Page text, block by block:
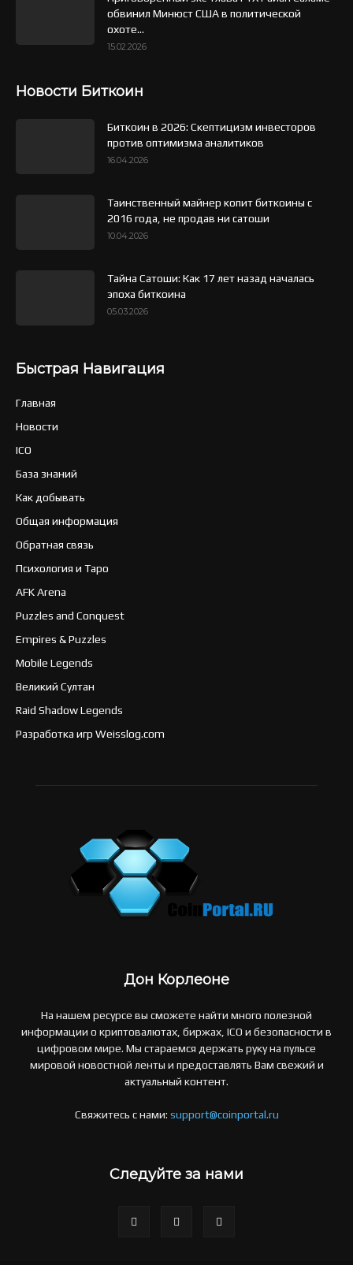
обвинил Минюст США в политической
охоте...
15.02.2026
Новости Биткоин
Биткоин в 2026: Скептицизм инвесторов
против оптимизма аналитиков
16.04.2026
Таинственный майнер копит биткоины с
2016 года, не продав ни сатоши
10.04.2026
Тайна Сатоши: Как 17 лет назад началась
эпоха биткоина
05.03.2026
Быстрая Навигация
Главная
Новости
ICO
База знаний
Как добывать
Общая информация
Обратная связь
Психология и Таро
AFK Arena
Puzzles and Conquest
Empires & Puzzles
Mobile Legends
Великий Султан
Raid Shadow Legends
Разработка игр Weisslog.com
Дон Корлеоне
На нашем ресурсе вы сможете найти много полезной
информации о криптовалютах, биржах, ICO и безопасности в
цифровом мире. Мы стараемся держать руку на пульсе
мировой новостной ленты и предоставлять Вам свежий и
актуальный контент.
Свяжитесь с нами: support@coinportal.ru
Следуйте за нами